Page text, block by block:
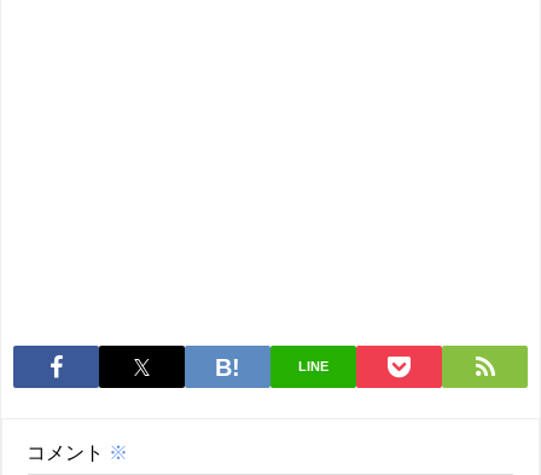
LINE
コメント ※